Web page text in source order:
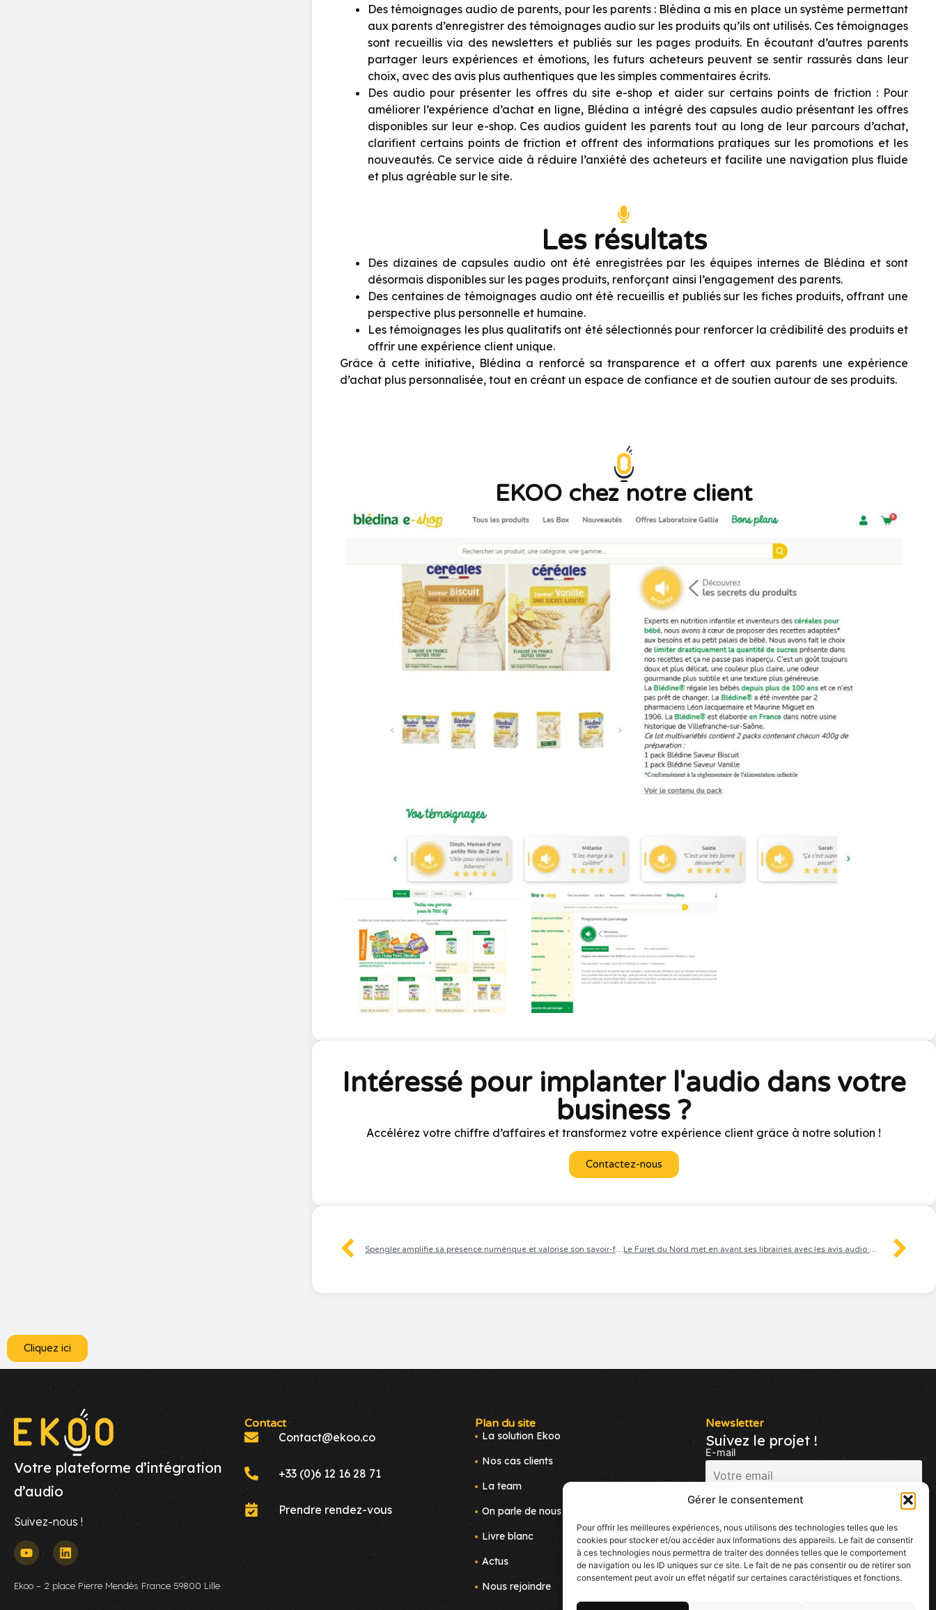
Gérer le consentement
Pour offrir les meilleures expériences, nous utilisons des technologies telles que les
cookies pour stocker et/ou accéder aux informations des appareils. Le fait de consentir
à ces technologies nous permettra de traiter des données telles que le comportement
de navigation ou les ID uniques sur ce site. Le fait de ne pas consentir ou de retirer son
consentement peut avoir un effet négatif sur certaines caractéristiques et fonctions.
Des témoignages audio de parents, pour les parents : Blédina a mis en place un système permettant
aux parents d’enregistrer des témoignages audio sur les produits qu’ils ont utilisés. Ces témoignages
sont recueillis via des newsletters et publiés sur les pages produits. En écoutant d’autres parents
partager leurs expériences et émotions, les futurs acheteurs peuvent se sentir rassurés dans leur
choix, avec des avis plus authentiques que les simples commentaires écrits.
Des audio pour présenter les offres du site e-shop et aider sur certains points de friction : Pour
améliorer l’expérience d’achat en ligne, Blédina a intégré des capsules audio présentant les offres
disponibles sur leur e-shop. Ces audios guident les parents tout au long de leur parcours d’achat,
clarifient certains points de friction et offrent des informations pratiques sur les promotions et les
nouveautés. Ce service aide à réduire l’anxiété des acheteurs et facilite une navigation plus fluide
et plus agréable sur le site.
Les résultats
Des dizaines de capsules audio ont été enregistrées par les équipes internes de Blédina et sont
désormais disponibles sur les pages produits, renforçant ainsi l’engagement des parents.
Des centaines de témoignages audio ont été recueillis et publiés sur les fiches produits, offrant une
perspective plus personnelle et humaine.
Les témoignages les plus qualitatifs ont été sélectionnés pour renforcer la crédibilité des produits et
offrir une expérience client unique.
Grâce à cette initiative, Blédina a renforcé sa transparence et a offert aux parents une expérience
d’achat plus personnalisée, tout en créant un espace de confiance et de soutien autour de ses produits.
EKOO chez notre client
Intéressé pour implanter l'audio dans votre
business ?
Accélérez votre chiffre d’affaires et transformez votre expérience client grâce à notre solution !
Contactez-nous
Spengler amplifie sa présence numérique et valorise son savoir-faire Le Furet du Nord met en avant ses librairies avec les avis audio des experts
Cliquez ici
Votre plateforme d’intégration
d’audio
Suivez-nous !
Ekoo – 2 place Pierre Mendès France 59800 Lille
Contact
Contact@ekoo.co
+33 (0)6 12 16 28 71
Prendre rendez-vous
Plan du site
La solution Ekoo
Nos cas clients
La team
On parle de nous
Livre blanc
Actus
Nous rejoindre
Newsletter
Suivez le projet !
E-mail
J'accepte de reçevoir des mails sur les